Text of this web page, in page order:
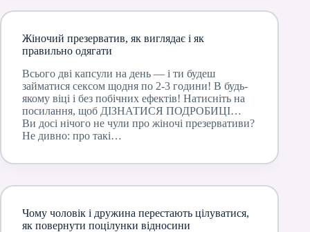
Жіночий презерватив, як виглядає і як
правильно одягати
Всього дві капсули на день — і ти будеш
займатися сексом щодня по 2-3 години! В будь-
якому віці і без побічних ефектів! Натисніть на
посилання, щоб ДІЗНАТИСЯ ПОДРОБИЦІ…
Ви досі нічого не чули про жіночі презервативи?
Не дивно: про такі…
Чому чоловік і дружина перестають цілуватися,
як повернути поцілунки відносини